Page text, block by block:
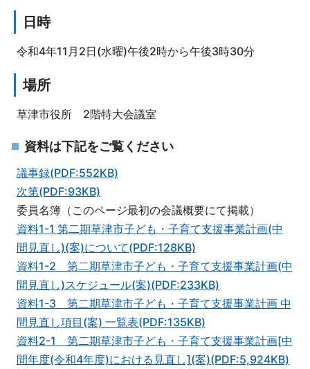
日時
令和4年11月2日(水曜)午後2時から午後3時30分
場所
草津市役所 2階特大会議室
資料は下記をご覧ください
議事録(PDF:552KB)
次第(PDF:93KB)
委員名簿（このページ最初の会議概要にて掲載）
資料1-1 第二期草津市子ども・子育て支援事業計画(中
間見直し)(案)について(PDF:128KB)
資料1-2 第二期草津市子ども・子育て支援事業計画(中
間見直し)スケジュール(案)(PDF:233KB)
資料1-3 第二期草津市子ども・子育て支援事業計画 中
間見直し項目(案) 一覧表(PDF:135KB)
資料2-1 第二期草津市子ども・子育て支援事業計画[中
間年度(令和4年度)における見直し](案)(PDF:5,924KB)